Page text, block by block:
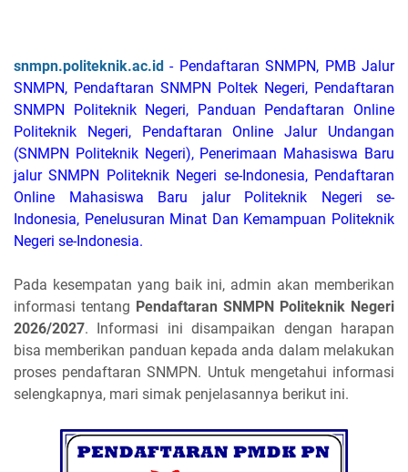
snmpn.politeknik.ac.id - Pendaftaran SNMPN, PMB Jalur
SNMPN, Pendaftaran SNMPN Poltek Negeri, Pendaftaran
SNMPN Politeknik Negeri, Panduan Pendaftaran Online
Politeknik Negeri, Pendaftaran Online Jalur Undangan
(SNMPN Politeknik Negeri), Penerimaan Mahasiswa Baru
jalur SNMPN Politeknik Negeri se-Indonesia, Pendaftaran
Online Mahasiswa Baru jalur Politeknik Negeri se-
Indonesia, Penelusuran Minat Dan Kemampuan Politeknik
Negeri se-Indonesia.
Pada kesempatan yang baik ini, admin akan memberikan
informasi tentang Pendaftaran SNMPN Politeknik Negeri
2026/2027. Informasi ini disampaikan dengan harapan
bisa memberikan panduan kepada anda dalam melakukan
proses pendaftaran SNMPN. Untuk mengetahui informasi
selengkapnya, mari simak penjelasannya berikut ini.